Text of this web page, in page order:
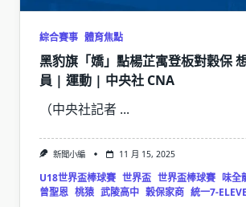
綜合賽事 體育焦點
黑豹旗「嬌」點楊芷寓登板對穀保
員 | 運動 | 中央社 CNA
（中央社記者 ...
新聞小編 11 月 15, 2025
U18世界盃棒球賽 世界盃 世界盃棒球賽 味全
曾聖恩 桃猿 武陵高中 穀保家商 統一7-